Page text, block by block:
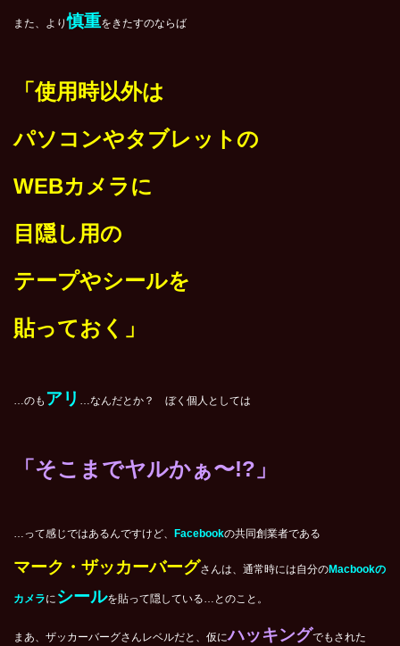
また、より慎重をきたすのならば
「使用時以外は
パソコンやタブレットの
WEBカメラに
目隠し用の
テープやシールを
貼っておく」
…のも アリ …なんだとか？ ぼく個人としては
「そこまでヤルかぁ〜!?」
…って感じではあるんですけど、 Facebookの共同創業者である
マーク・ザッカーバーグさんは、通常時には自分のMacbookの
カメラに シールを貼って隠している…とのこと。
まあ、ザッカーバーグさんレベルだと、仮にハッキングでもされた